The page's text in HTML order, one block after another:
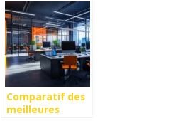
blocs-notes
personnalises ?
Comparatif des
meilleures